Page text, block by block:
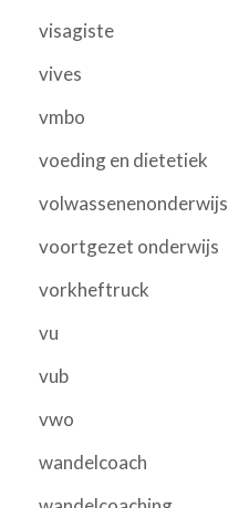
visagiste
vives
vmbo
voeding en dietetiek
volwassenenonderwijs
voortgezet onderwijs
vorkheftruck
vu
vub
vwo
wandelcoach